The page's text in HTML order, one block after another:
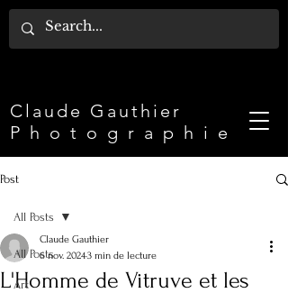
Claude Gauthier​
P h o t o g r a p h i e
Post
All Posts
Art
All Posts
L'Homme de Vitruve et les
Claude Gauthier
6 nov. 20243 min de lecture